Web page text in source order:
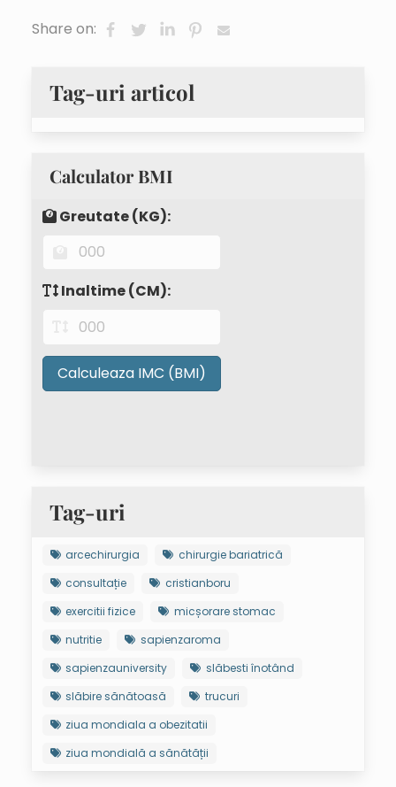
Share on:
Tag-uri articol
Calculator BMI
Greutate (KG):
Inaltime (CM):
Calculeaza IMC (BMI)
Tag-uri
arcechirurgia
chirurgie bariatrică
consultație
cristianboru
exercitii fizice
micșorare stomac
nutritie
sapienzaroma
sapienzauniversity
slăbesti înotând
slăbire sănătoasă
trucuri
ziua mondiala a obezitatii
ziua mondială a sănătății